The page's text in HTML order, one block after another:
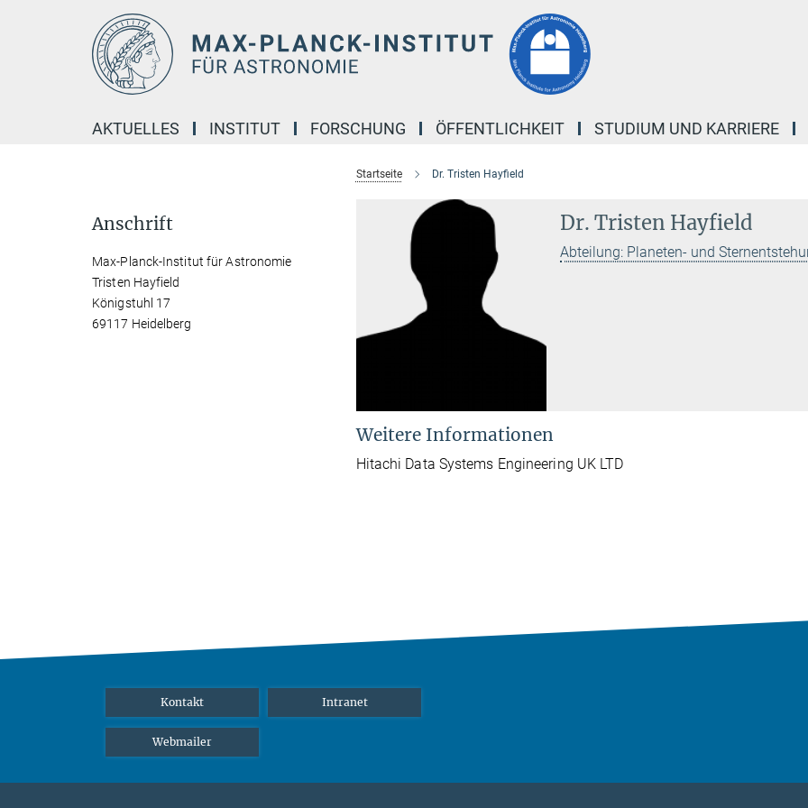
AKTUELLES INSTITUT FORSCHUNG ÖFFENTLICHKEIT STUDIUM UND KARRIERE
Startseite Dr. Tristen Hayfield
Dr. Tristen Hayfield
Abteilung: Planeten- und
Weitere Informationen
Hitachi Data Systems Engineering UK LTD
Anschrift
Max-Planck-Institut für Astronomie
Tristen Hayfield
Königstuhl 17
69117 Heidelberg
Kontakt Intranet
Webmailer